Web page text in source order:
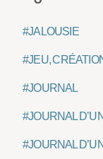
#JALOUSIE
#JEU,
#JOURNAL
#JOURNAL
#JOURNAL